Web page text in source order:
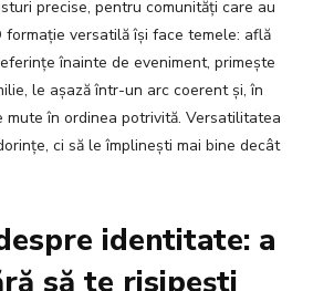
precise, pentru comunități care au
formație versatilă își face temele: află
înainte de eveniment, primește
le așază într-un arc coerent și, în
mute în ordinea potrivită. Versatilitatea
ci să le împlinești mai bine decât
identitate: a
să te risipești